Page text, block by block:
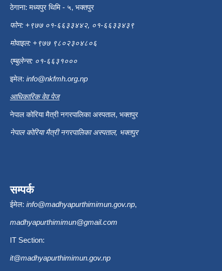
ठेगाना: मध्यपुर थिमि - ५, भक्तपुर
फोन: +९७७ ०१-६६३३४४२, ०१-६६३३४३९
मोवाइल: +९७७ ९८०२३०४८०६
एम्बुलेन्स: ०१-६६३१०००
इमेल: info@nkfmh.org.np
आधिकारिक वेव पेज
नेपाल कोरिया मैत्री नगरपालिका अस्पताल, भक्तपुर
नेपाल कोरिया मैत्री नगरपालिका अस्पताल, भक्तपुर
सम्पर्क
ईमेल: info@madhyapurthimimun.gov.np,
madhyapurthimimun@gmail.com
IT Section:
it@madhyapurthimimun.gov.np